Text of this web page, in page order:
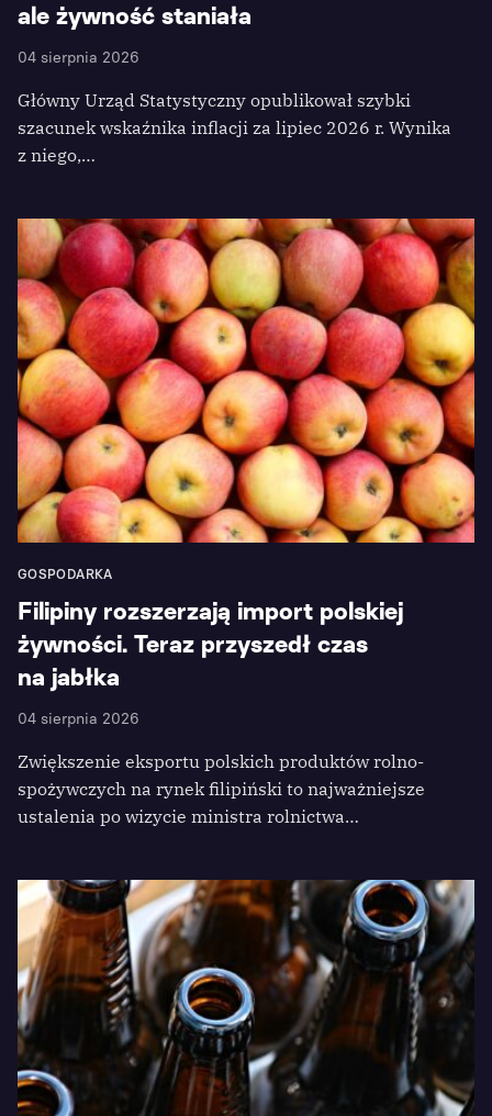
ale żywność staniała
04 sierpnia 2026
Główny Urząd Statystyczny opublikował szybki
szacunek wskaźnika inflacji za lipiec 2026 r. Wynika
z niego,…
GOSPODARKA
Filipiny rozszerzają import polskiej
żywności. Teraz przyszedł czas
na jabłka
04 sierpnia 2026
Zwiększenie eksportu polskich produktów rolno-
spożywczych na rynek filipiński to najważniejsze
ustalenia po wizycie ministra rolnictwa…